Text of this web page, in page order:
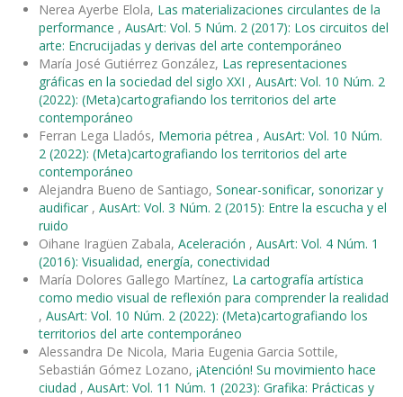
Nerea Ayerbe Elola, Las materializaciones circulantes de la
performance , AusArt: Vol. 5 Núm. 2 (2017): Los circuitos del
arte: Encrucijadas y derivas del arte contemporáneo
María José Gutiérrez González, Las representaciones
gráficas en la sociedad del siglo XXI , AusArt: Vol. 10 Núm. 2
(2022): (Meta)cartografiando los territorios del arte
contemporáneo
Ferran Lega Lladós, Memoria pétrea , AusArt: Vol. 10 Núm.
2 (2022): (Meta)cartografiando los territorios del arte
contemporáneo
Alejandra Bueno de Santiago, Sonear-sonificar, sonorizar y
audificar , AusArt: Vol. 3 Núm. 2 (2015): Entre la escucha y el
ruido
Oihane Iragüen Zabala, Aceleración , AusArt: Vol. 4 Núm. 1
(2016): Visualidad, energía, conectividad
María Dolores Gallego Martínez, La cartografía artística
como medio visual de reflexión para comprender la realidad
, AusArt: Vol. 10 Núm. 2 (2022): (Meta)cartografiando los
territorios del arte contemporáneo
Alessandra De Nicola, Maria Eugenia Garcia Sottile,
Sebastián Gómez Lozano, ¡Atención! Su movimiento hace
ciudad , AusArt: Vol. 11 Núm. 1 (2023): Grafika: Prácticas y